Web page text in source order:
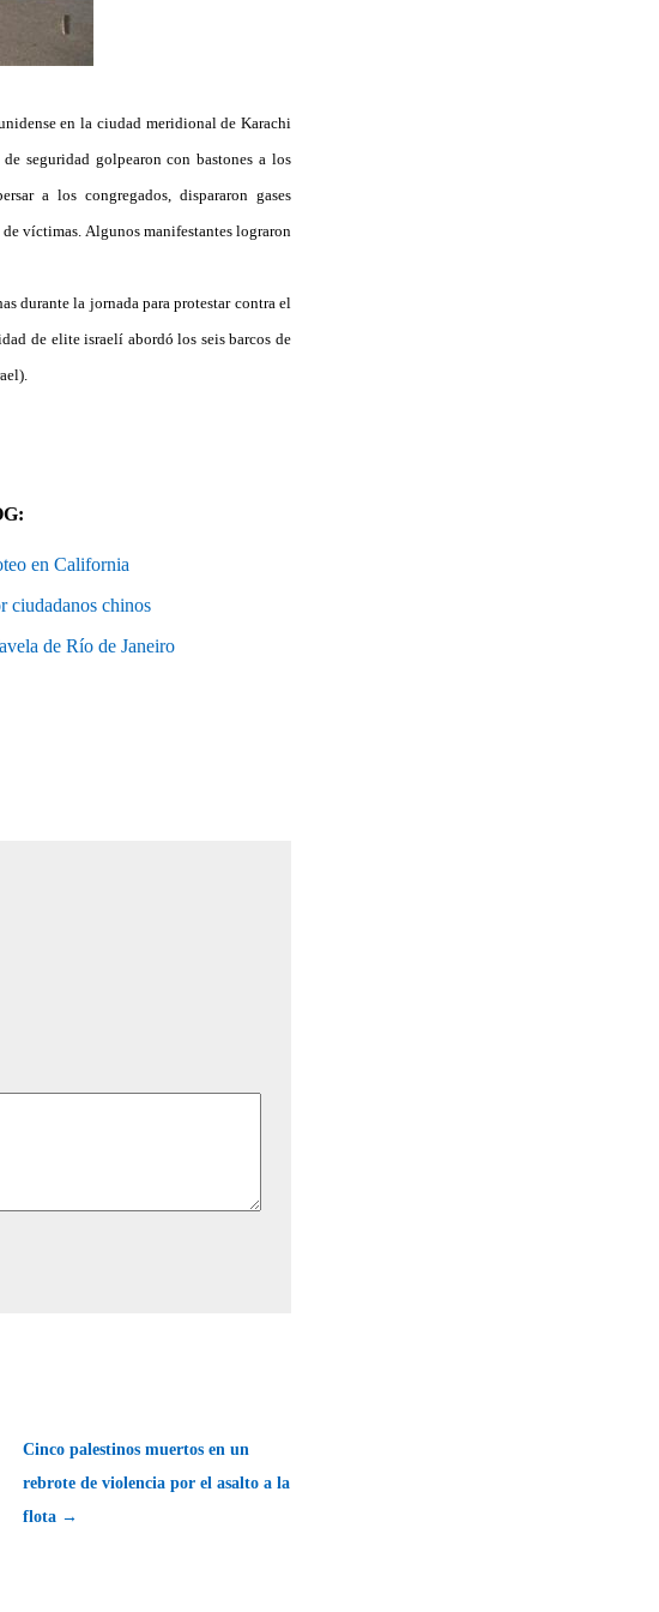
en la ciudad meridional de Karachi
seguridad golpearon con bastones a los
a los congregados, dispararon gases
víctimas. Algunos manifestantes lograron
durante la jornada para protestar contra el
de elite israelí abordó los seis barcos de
en California
ciudadanos chinos
de Río de Janeiro
Cinco palestinos muertos en un
rebrote de violencia por el asalto a la
flota →